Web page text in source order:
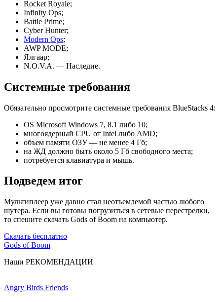
Rocket Royale;
Infinity Ops;
Battle Prime;
Cyber Hunter;
Modern Ops;
AWP MODE;
Ялгаар;
N.O.V.A. — Наследие.
Системные требования
Обязательно просмотрите системные требования BlueStacks 4:
OS Microsoft Windows 7, 8.1 либо 10;
многоядерный CPU от Intel либо AMD;
объем памяти ОЗУ — не менее 4 Гб;
на ЖД должно быть около 5 Гб свободного места;
потребуется клавиатура и мышь.
Подведем итог
Мультиплеер уже давно стал неотъемлемой частью любого
шутера. Если вы готовы погрузиться в сетевые перестрелки,
то спешите скачать Gods of Boom на компьютер.
Скачать бесплатно
Gods of Boom
Наши РЕКОМЕНДАЦИИ
Angry Birds Friends